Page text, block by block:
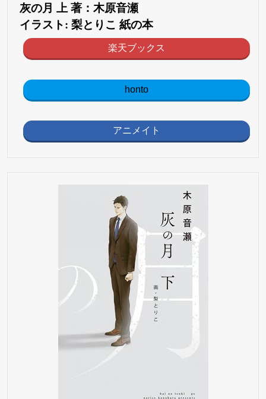
灰の月 上 著：木原音瀬
イラスト: 梨とりこ 紙の本
楽天ブックス
honto
アニメイト